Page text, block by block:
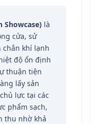
Showcase) là
cửa, sử
chắn khí lạnh
độ ổn định
thuận tiện
lấy sản
lực tại các
phẩm sạch,
thu nhờ khả